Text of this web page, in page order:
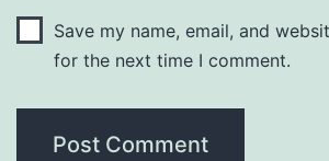
Save my name, email, and
for the next time I comment.